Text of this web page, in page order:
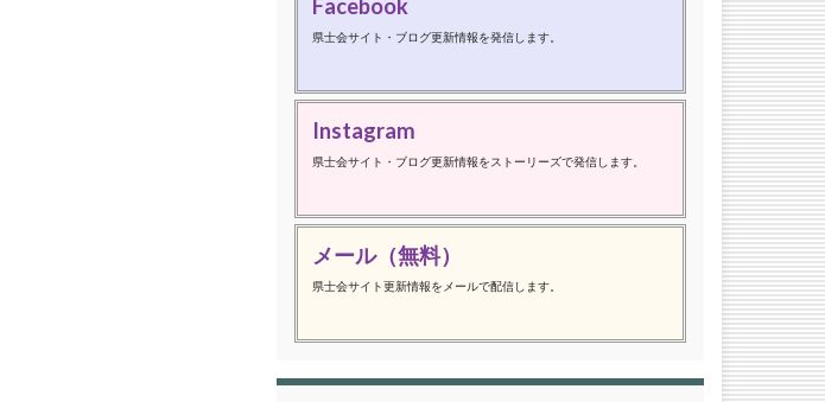
Facebook
県士会サイト・ブログ更新情報を発信します。
Instagram
県士会サイト・ブログ更新情報をストーリーズで発信します。
メール（無料）
県士会サイト更新情報をメールで配信します。